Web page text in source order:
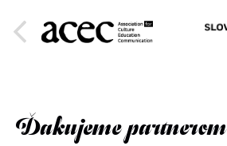
Ďakujeme partnerom